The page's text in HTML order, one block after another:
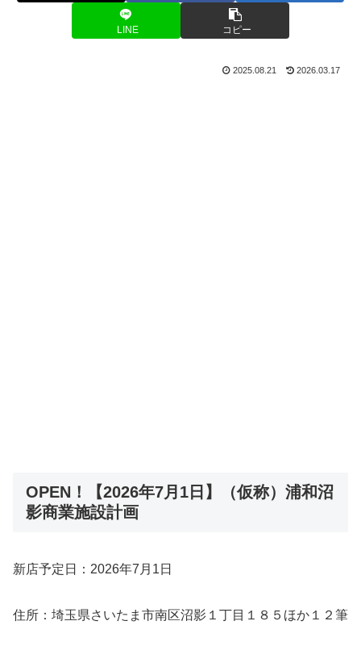
LINE コピー
2025.08.21 2026.03.17
OPEN！【2026年7月1日】（仮称）浦和沼
影商業施設計画
新店予定日：2026年7月1日
住所：埼玉県さいたま市南区沼影１丁目１８５ほか１２筆